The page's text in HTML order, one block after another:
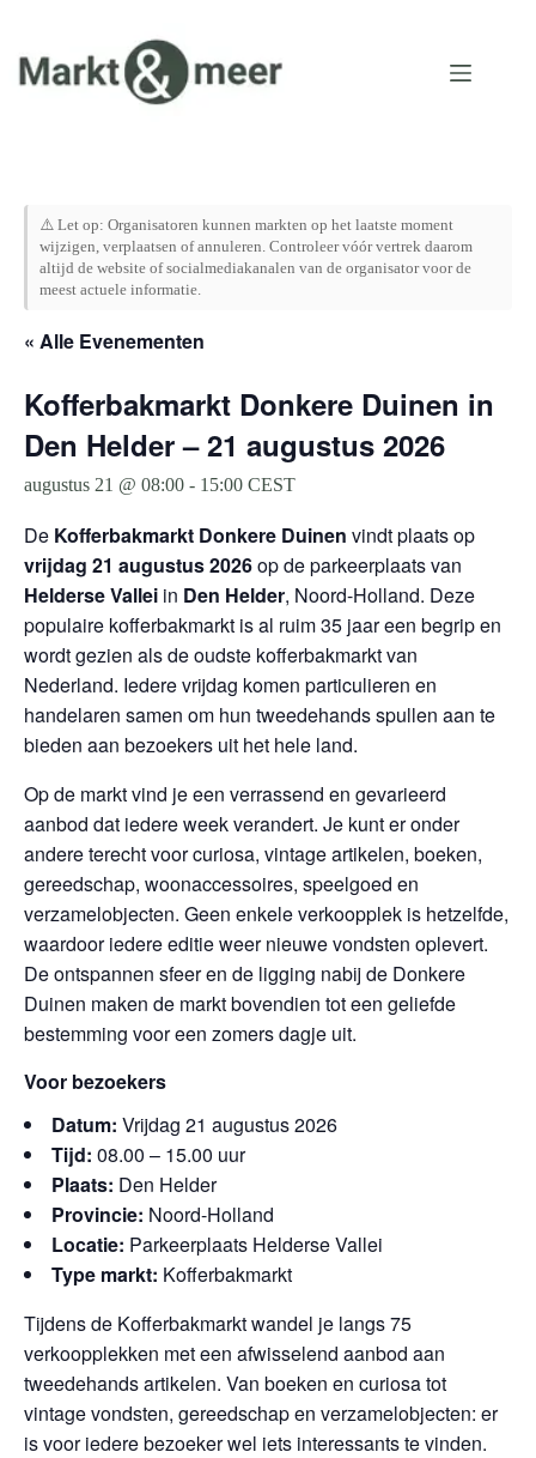
inhoud
⚠️ Let op: Organisatoren kunnen markten op het laatste moment
wijzigen, verplaatsen of annuleren. Controleer vóór vertrek daarom
altijd de website of socialmediakanalen van de organisator voor de
meest actuele informatie.
« Alle Evenementen
Kofferbakmarkt Donkere Duinen in
Den Helder – 21 augustus 2026
augustus 21 @ 08:00 - 15:00 CEST
De Kofferbakmarkt Donkere Duinen vindt plaats op
vrijdag 21 augustus 2026op de parkeerplaats van
Helderse Vallei in Den Helder, Noord-Holland. Deze
populaire kofferbakmarkt is al ruim 35 jaar een begrip en
wordt gezien als de oudste kofferbakmarkt van
Nederland. Iedere vrijdag komen particulieren en
handelaren samen om hun tweedehands spullen aan te
bieden aan bezoekers uit het hele land.
Op de markt vind je een verrassend en gevarieerd
aanbod dat iedere week verandert. Je kunt er onder
andere terecht voor curiosa, vintage artikelen, boeken,
gereedschap, woonaccessoires, speelgoed en
verzamelobjecten. Geen enkele verkoopplek is hetzelfde,
waardoor iedere editie weer nieuwe vondsten oplevert.
De ontspannen sfeer en de ligging nabij de Donkere
Duinen maken de markt bovendien tot een geliefde
bestemming voor een zomers dagje uit.
Voor bezoekers
Datum: Vrijdag 21 augustus 2026
Tijd: 08.00 – 15.00 uur
Plaats: Den Helder
Provincie: Noord-Holland
Locatie: Parkeerplaats Helderse Vallei
Type markt: Kofferbakmarkt
Tijdens de Kofferbakmarkt wandel je langs 75
verkoopplekken met een afwisselend aanbod aan
tweedehands artikelen. Van boeken en curiosa tot
vintage vondsten, gereedschap en verzamelobjecten: er
is voor iedere bezoeker wel iets interessants te vinden.